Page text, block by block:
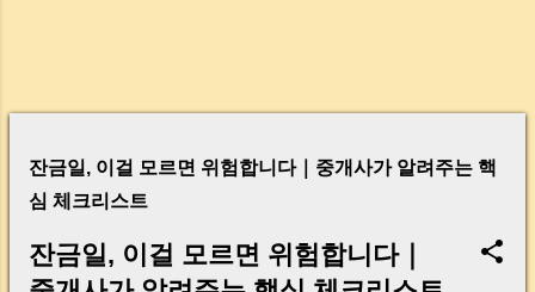
글
잔금일, 이걸 모르면 위험합니다｜중개사가 알려주는 핵
심 체크리스트
잔금일, 이걸 모르면 위험합니다｜